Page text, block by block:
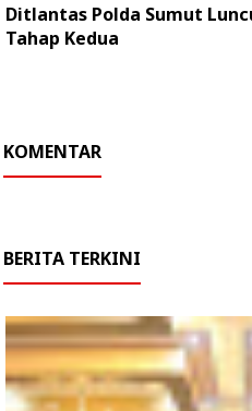
Ditlantas Polda Sumut
Tahap Kedua
KOMENTAR
BERITA TERKINI